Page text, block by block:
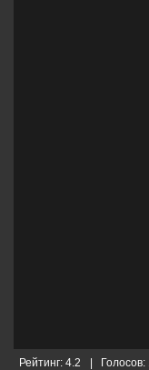
Рейтинг: 4.2 Голосов: